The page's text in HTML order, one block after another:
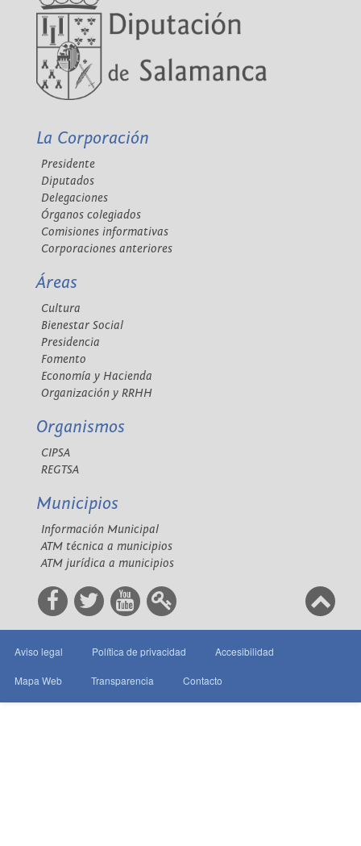
La Corporación
Presidente
Diputados
Delegaciones
Órganos colegiados
Comisiones informativas
Corporaciones anteriores
Áreas
Cultura
Bienestar Social
Presidencia
Fomento
Economía y Hacienda
Organización y RRHH
Organismos
CIPSA
REGTSA
Municipios
Información Municipal
ATM técnica a municipios
ATM jurídica a municipios
Aviso legal Política de privacidad Accesibilidad
Mapa Web Transparencia Contacto